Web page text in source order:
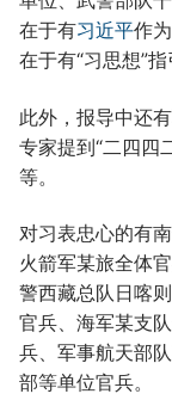
在于有习近平作
在于有“习思想”指
此外，报导中还
专家提到“二四四
等。
对习表忠心的有
火箭军某旅全体
警西藏总队日喀
官兵、海军某支
兵、军事航天部
部等单位官兵。